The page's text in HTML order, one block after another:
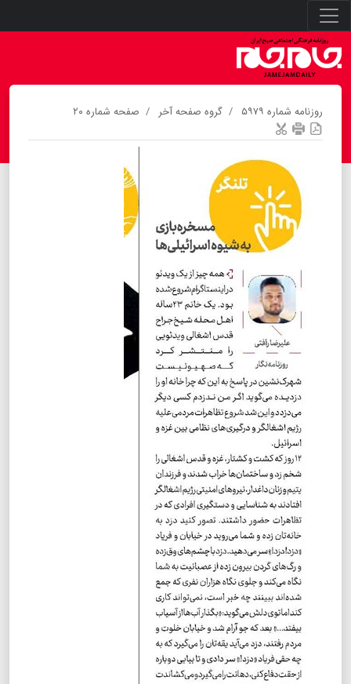
روزنامه شماره ۵۹۷۹ گروه صفحه آخر صفحه شماره ۲۰